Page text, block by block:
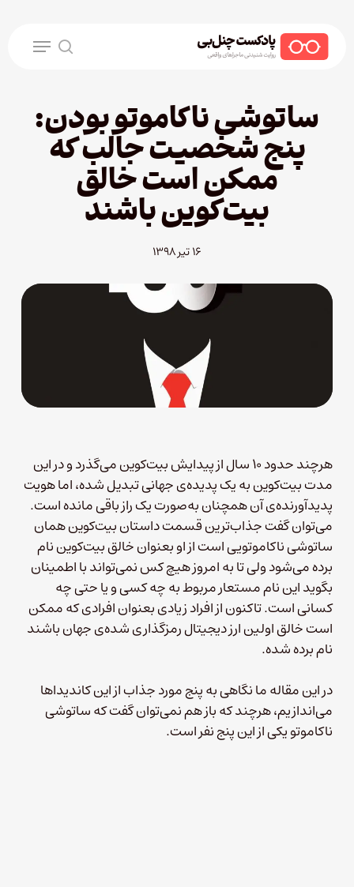
search
Menu
ساتوشی ناکاموتو بودن:
پنج شخصیت جالب که
ممکن است خالق
بیت‌کوین باشند
۱۶ تیر ۱۳۹۸
هرچند حدود ۱۰ سال از پیدایش بیت‌کوین می‌گذرد و در این
مدت بیت‌کوین به یک پدیده‌ی جهانی تبدیل شده، اما هویت
پدیدآورنده‌ی آن همچنان به‌صورت یک راز باقی مانده است.
می‌توان گفت جذاب‌ترین قسمت داستان بیت‌کوین همان
ساتوشی ناکاموتویی است از او بعنوان خالق بیت‌کوین نام
برده می‌شود ولی تا به امروز هیچ کس نمی‌تواند با اطمینان
بگوید این نام مستعار مربوط به چه کسی و یا حتی چه
کسانی است. تاکنون از افراد زیادی بعنوان افرادی که ممکن
است خالق اولین ارز دیجیتال رمزگذاری شده‌ی جهان باشند
نام برده شده.
در این مقاله ما نگاهی به پنج مورد جذاب از این کاندیداها
می‌اندازیم، هرچند که باز هم نمی‌توان گفت که ساتوشی
ناکاموتو یکی از این پنج نفر است.